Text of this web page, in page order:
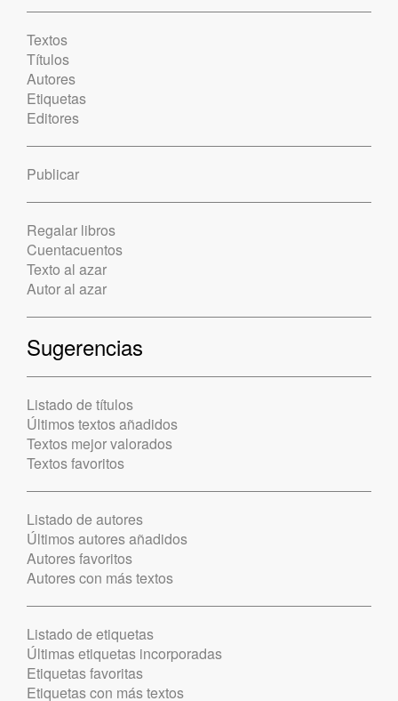
Textos
Títulos
Autores
Etiquetas
Editores
Publicar
Regalar libros
Cuentacuentos
Texto al azar
Autor al azar
Sugerencias
Listado de títulos
Últimos textos añadidos
Textos mejor valorados
Textos favoritos
Listado de autores
Últimos autores añadidos
Autores favoritos
Autores con más textos
Listado de etiquetas
Últimas etiquetas incorporadas
Etiquetas favoritas
Etiquetas con más textos